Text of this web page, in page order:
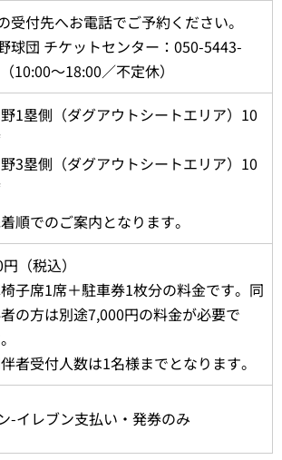
受付先へお電話でご予約ください。
球団 チケットセンター：050-5443-
10:00～18:00／不定休）
1塁側（ダグアウトシートエリア）10
3塁側（ダグアウトシートエリア）10
順でのご案内となります。
（税込）
子席1席＋駐車券1枚分の料金です。同
の方は別途7,000円の料金が必要で
者受付人数は1名様までとなります。
-イレブン支払い・発券のみ